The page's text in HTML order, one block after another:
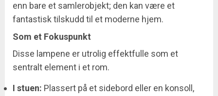
enn bare et samlerobjekt; den kan være et
fantastisk tilskudd til et moderne hjem.
Som et Fokuspunkt
Disse lampene er utrolig effektfulle som et
sentralt element i et rom.
I stuen: Plassert på et sidebord eller en konsoll,